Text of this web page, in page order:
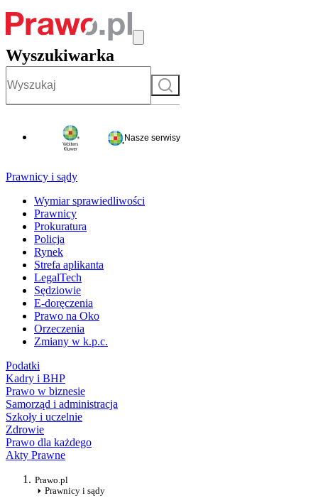
Wyszukiwarka
Szukaj
Nasze serwisy
Prawnicy i sądy
Wymiar sprawiedliwości
Prawnicy
Prokuratura
Policja
Rynek
Strefa aplikanta
LegalTech
Sędziowie
E-doręczenia
Prawo na Oko
Orzeczenia
Zmiany w k.p.c.
Podatki
Kadry i BHP
Prawo w biznesie
Samorząd i administracja
Szkoły i uczelnie
Zdrowie
Prawo dla każdego
Akty Prawne
Prawo.pl
Prawnicy i sądy